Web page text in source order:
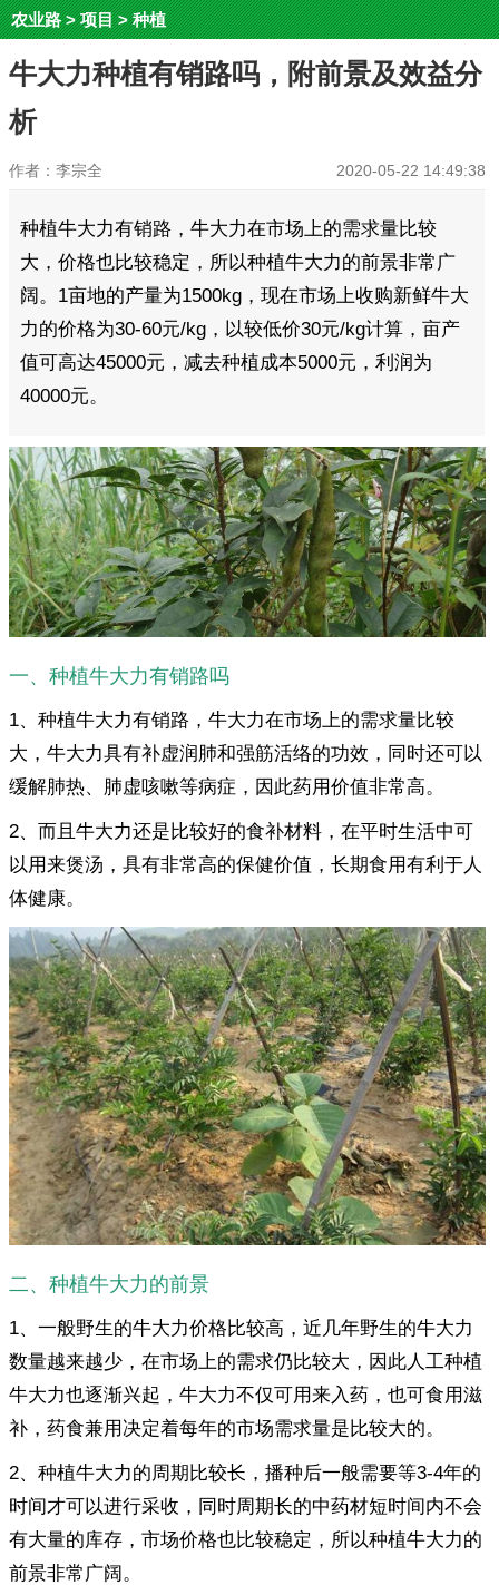
农业路>项目>种植
牛大力种植有销路吗，附前景及效益分
析
作者：李宗全 2020-05-22 14:49:38
种植牛大力有销路，牛大力在市场上的需求量比较
大，价格也比较稳定，所以种植牛大力的前景非常广
阔。1亩地的产量为1500kg，现在市场上收购新鲜牛大
力的价格为30-60元/kg，以较低价30元/kg计算，亩产
值可高达45000元，减去种植成本5000元，利润为
40000元。
一、种植牛大力有销路吗
1、种植牛大力有销路，牛大力在市场上的需求量比较
大，牛大力具有补虚润肺和强筋活络的功效，同时还可以
缓解肺热、肺虚咳嗽等病症，因此药用价值非常高。
2、而且牛大力还是比较好的食补材料，在平时生活中可
以用来煲汤，具有非常高的保健价值，长期食用有利于人
体健康。
二、种植牛大力的前景
1、一般野生的牛大力价格比较高，近几年野生的牛大力
数量越来越少，在市场上的需求仍比较大，因此人工种植
牛大力也逐渐兴起，牛大力不仅可用来入药，也可食用滋
补，药食兼用决定着每年的市场需求量是比较大的。
2、种植牛大力的周期比较长，播种后一般需要等3-4年的
时间才可以进行采收，同时周期长的中药材短时间内不会
有大量的库存，市场价格也比较稳定，所以种植牛大力的
前景非常广阔。